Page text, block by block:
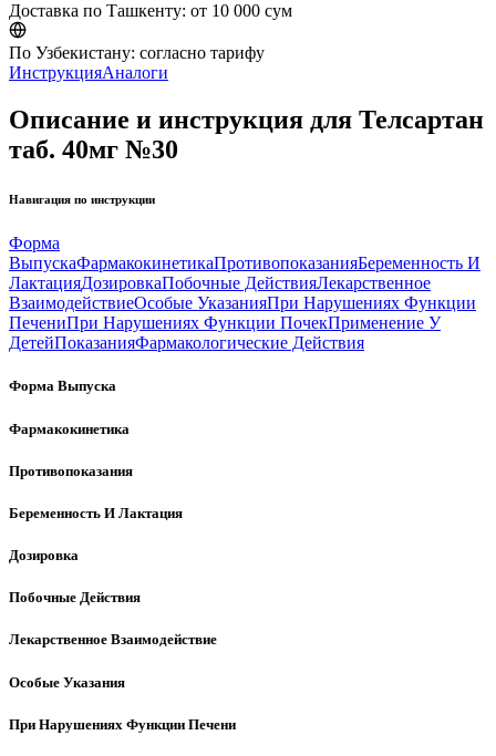
Доставка по Ташкенту: от 10 000 сум
По Узбекистану: согласно тарифу
ИнструкцияАналоги
Описание и инструкция для Телсартан
таб. 40мг №30
Навигация по инструкции
Форма
ВыпускаФармакокинетикаПротивопоказанияБеременность И
ЛактацияДозировкаПобочные ДействияЛекарственное
ВзаимодействиеОсобые УказанияПри Нарушениях Функции
ПечениПри Нарушениях Функции ПочекПрименение У
ДетейПоказанияФармакологические Действия
Форма Выпуска
Фармакокинетика
Противопоказания
Беременность И Лактация
Дозировка
Побочные Действия
Лекарственное Взаимодействие
Особые Указания
При Нарушениях Функции Печени